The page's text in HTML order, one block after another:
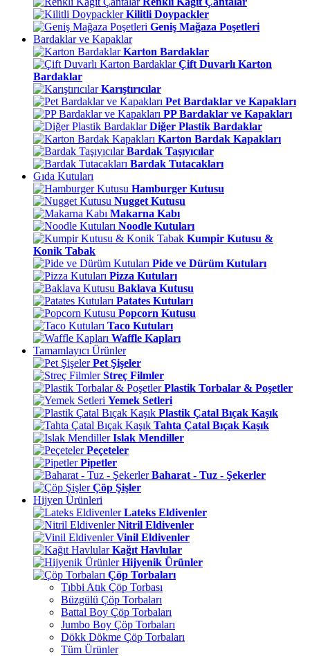
Kilitli Doypackler
Geniş Mağaza Poşetleri
Bardaklar ve Kapaklar
Karton Bardaklar
Çift Duvarlı Karton
Bardaklar
Karıştırıcılar
Pet Bardaklar ve Kapakları
PP Bardaklar ve Kapakları
Diğer Plastik Bardaklar
Karton Bardak Kapakları
Bardak Taşıyıcılar
Bardak Tutacakları
Gıda Kutuları
Hamburger Kutusu
Nugget Kutusu
Makarna Kabı
Noodle Kutuları
Kumpir Kutusu &
Konik Tabak
Pide ve Dürüm Kutuları
Pizza Kutuları
Baklava Kutusu
Patates Kutuları
Popcorn Kutusu
Taco Kutuları
Waffle Kapları
Tamamlayıcı Ürünler
Pet Şişeler
Streç Filmler
Plastik Torbalar & Poşetler
Yemek Setleri
Plastik Çatal Bıçak Kaşık
Tahta Çatal Bıçak Kaşık
Islak Mendiller
Peçeteler
Pipetler
Baharat - Tuz - Şekerler
Çöp Şişler
Hijyen Ürünleri
Lateks Eldivenler
Nitril Eldivenler
Vinil Eldivenler
Kağıt Havlular
Hijyenik Ürünler
Çöp Torbaları
Tıbbi Atık Çöp Torbası
Büzgülü Çöp Torbaları
Battal Boy Çöp Torbaları
Jumbo Boy Çöp Torbaları
Dökk Dökme Çöp Torbaları
Tüm Ürünler